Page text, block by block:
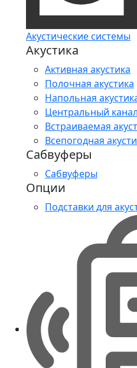
Акустические системы
Акустика
Активная акустика
Полочная акустика
Напольная
Центральный канал
Встраиваемая
Всепогодная
Сабвуферы
Сабвуферы
Опции
Подставки для